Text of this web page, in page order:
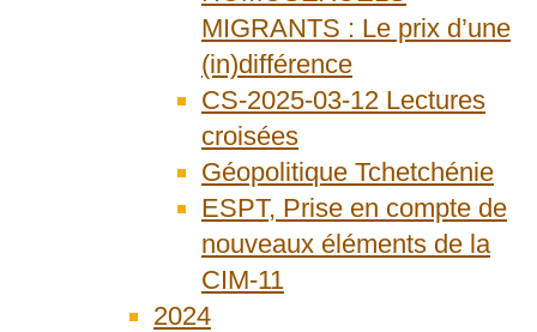
MIGRANTS : Le prix d’une
(in)différence
CS-2025-03-12 Lectures
croisées
Géopolitique Tchetchénie
ESPT, Prise en compte de
nouveaux éléments de la
CIM-11
2024